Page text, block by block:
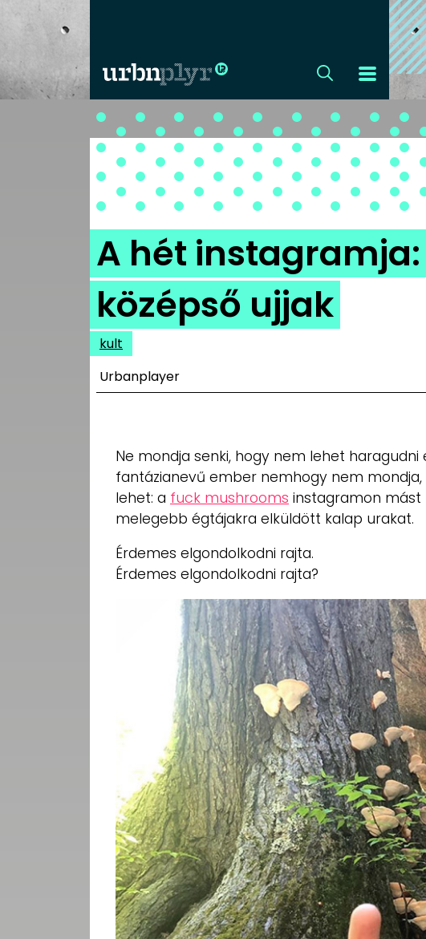
CÍMLAP
DIZÁJN
DIVAT
HIP
KULT
IMPRESSZUM
PR-ARCHÍVUM
ADATKEZELÉSI
TÁJÉKOZTATÓ
A hét
középső ujjak
kult
Urbanplayer
Ne mondja senki, hogy nem lehet haragudni
fantázianevű ember nemhogy nem
lehet: a fuck mushrooms instagramon mást
melegebb égtájakra elküldött kalap urakat.
Érdemes elgondolkodni rajta.
Érdemes elgondolkodni rajta?